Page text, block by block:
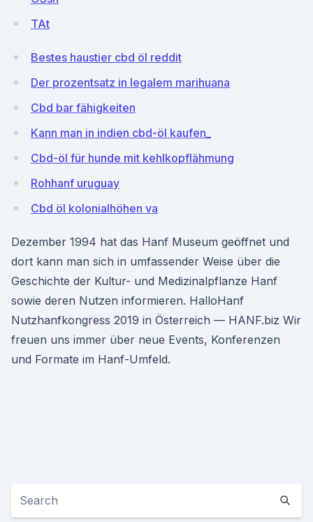
TAt
Bestes haustier cbd öl reddit
Der prozentsatz in legalem marihuana
Cbd bar fähigkeiten
Kann man in indien cbd-öl kaufen_
Cbd-öl für hunde mit kehlkopflähmung
Rohhanf uruguay
Cbd öl kolonialhöhen va
Dezember 1994 hat das Hanf Museum geöffnet und
dort kann man sich in umfassender Weise über die
Geschichte der Kultur- und Medizinalpflanze Hanf
sowie deren Nutzen informieren. HalloHanf
Nutzhanfkongress 2019 in Österreich — HANF.biz Wir
freuen uns immer über neue Events, Konferenzen
und Formate im Hanf-Umfeld.